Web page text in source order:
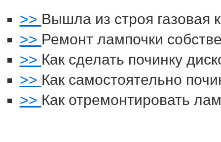
>> Вышла из строя газовая
>> Ремонт лампочки
>> Как сделать починку
>> Как самостоятельно
>> Как отремонтировать